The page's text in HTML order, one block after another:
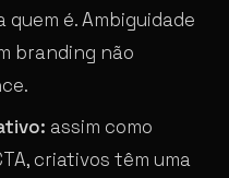
é. Ambiguidade
branding não
assim como
criativos têm uma